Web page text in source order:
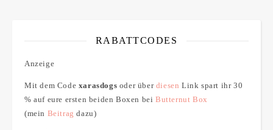
RABATTCODES
Anzeige
Mit dem Code xarasdogs oder über diesen Link spart ihr 30
% auf eure ersten beiden Boxen beiButternut Box
(mein Beitrag dazu)